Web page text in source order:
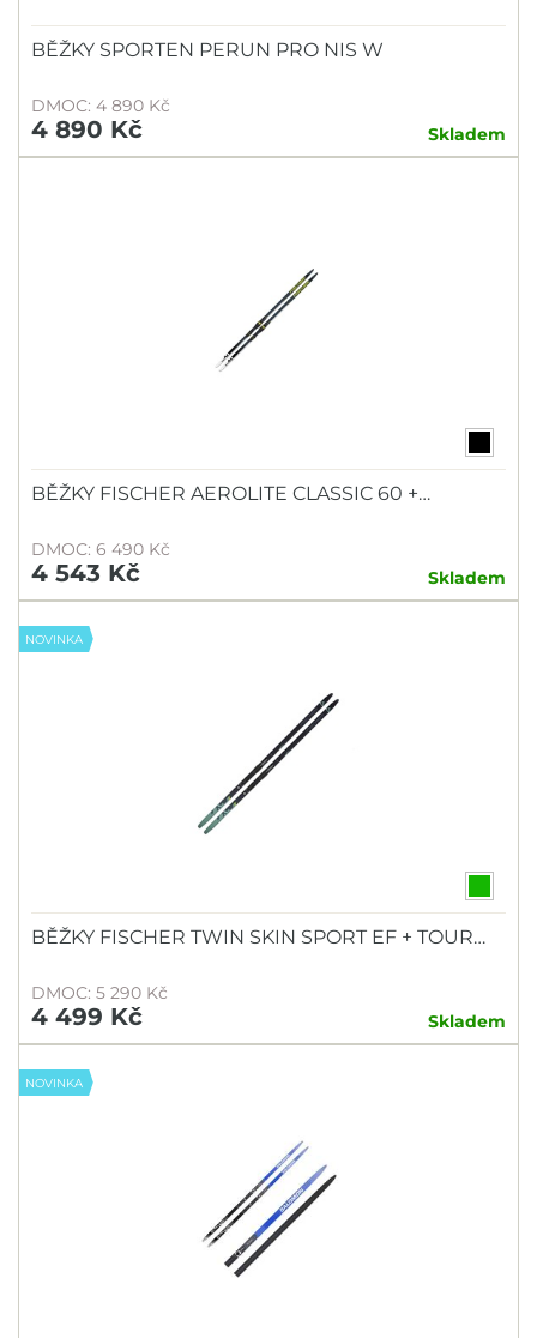
BĚŽKY SPORTEN PERUN PRO NIS W
DMOC: 4 890 Kč
4 890 Kč Skladem
BĚŽKY FISCHER AEROLITE CLASSIC 60 +…
DMOC: 6 490 Kč
4 543 Kč Skladem
NOVINKA
BĚŽKY FISCHER TWIN SKIN SPORT EF + TOUR…
DMOC: 5 290 Kč
4 499 Kč Skladem
NOVINKA